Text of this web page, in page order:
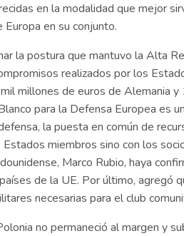
en la modalidad que mejor
Europa en su conjunto.
la postura que mantuvo la Alta
realizados por los
millones de euros de Alemania
para la Defensa Europea es
la puesta en común de
miembros sino con los
Marco Rubio, haya
de la UE. Por último, agregó
necesarias para el club
no permaneció al margen y